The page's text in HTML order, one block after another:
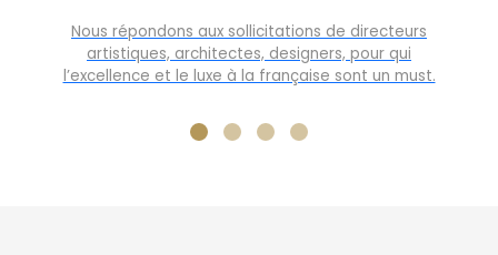
Nous répondons aux sollicitations de directeurs
artistiques, architectes, designers, pour qui
l’excellence et le luxe à la française sont un must.